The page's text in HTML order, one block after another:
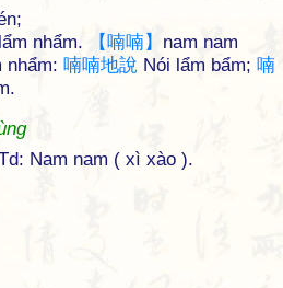
nhẩm.
【喃喃 】 nam nam
nhẩm: 喃喃地說 Nói lẩm bẩm; 喃
Nam nam ( xì xào ).